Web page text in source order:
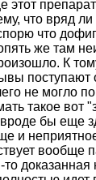
этот
что вряд
что
же там
К
поступают
не могло
такое вот
вроде бы еще
и
вообще
доказанная